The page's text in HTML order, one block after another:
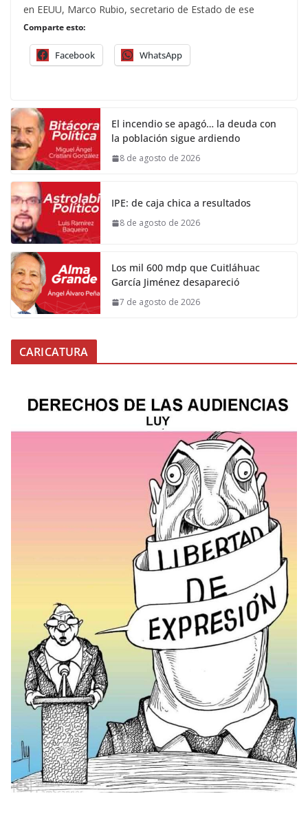
en EEUU, Marco Rubio, secretario de Estado de ese
Comparte esto:
Facebook WhatsApp
El incendio se apagó… la deuda con
la población sigue ardiendo
8 de agosto de 2026
IPE: de caja chica a resultados
8 de agosto de 2026
Los mil 600 mdp que Cuitláhuac
García Jiménez desapareció
7 de agosto de 2026
CARICATURA